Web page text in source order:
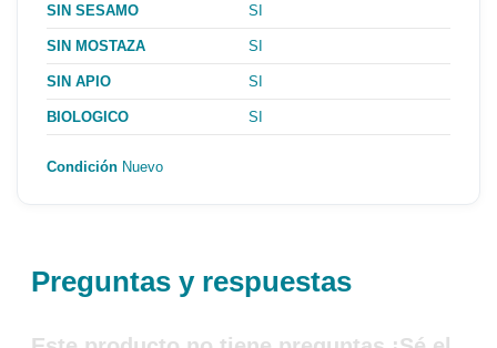
SIN SESAMO SI
SIN MOSTAZA SI
SIN APIO SI
BIOLOGICO SI
Condición Nuevo
Preguntas y respuestas